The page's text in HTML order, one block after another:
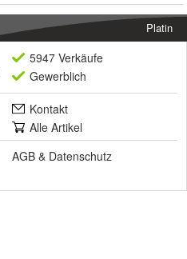
Platin
5947 Verkäufe
Gewerblich
Kontakt
Alle Artikel
AGB & Datenschutz